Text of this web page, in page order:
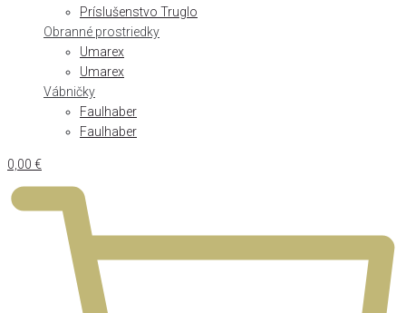
Príslušenstvo Truglo
Obranné prostriedky
Umarex
Umarex
Vábničky
Faulhaber
Faulhaber
0,00 €